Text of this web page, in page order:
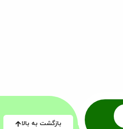
بازگشت به بالا